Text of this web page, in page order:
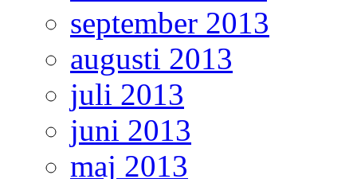
september 2013
augusti 2013
juli 2013
juni 2013
maj 2013